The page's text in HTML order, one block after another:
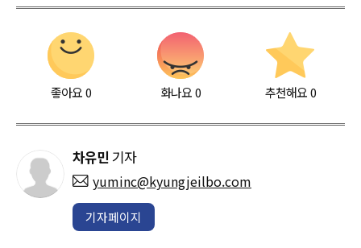
좋아요0 화나요0 추천해요 0
차유민 기자
yuminc@kyungjeilbo.com
기자페이지